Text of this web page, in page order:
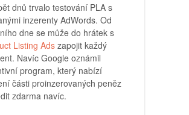
dnů trvalo testování PLA s
inzerenty AdWords. Od
dne se může do hrátek s
Listing Adszapojit každý
Navíc Google oznámil
program, který nabízí
části proinzerovaných peněz
zdarma navíc.